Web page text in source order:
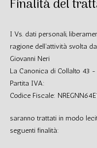
Finalità del
I Vs. dati personali,
ragione dell’attività svolta
Giovanni Neri
La Canonica di Collalto 43
Partita IVA:
Codice Fiscale:
saranno trattati in modo
seguenti finalità: